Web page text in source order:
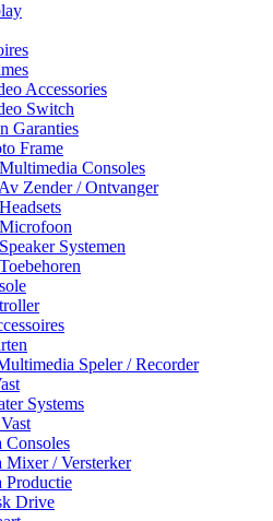
Accessories
Switch
Garanties
Frame
Consoles
Zender / Ontvanger
Systemen
Speler / Recorder
Systems
Mixer / Versterker
Productie
Drive